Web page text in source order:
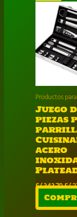
Productos
Juego
piezas
acero
S/343.70El
era:
S/